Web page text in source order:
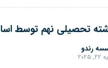
تحصیلی نهم توسط
رندو